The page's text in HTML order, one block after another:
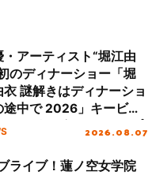
・アーティスト“堀江由
のディナーショー「堀
衣 謎解きはディナーショ
途中で 2026」キービジ
ル＆グッズラインナップ
2026.08.07
ライブ！蓮ノ空女学院